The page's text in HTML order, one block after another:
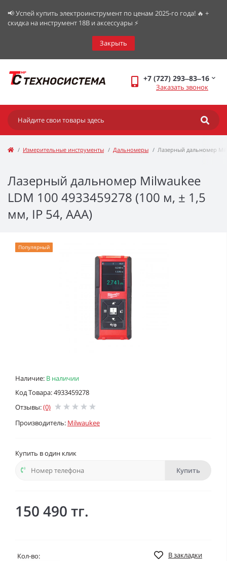
📢 Успей купить электроинструмент по ценам 2025-го года! 🔥 +
скидка на инструмент 18В и аксессуары ⚡️
Закрыть
+7 (727) 293‒83‒16
Заказать звонок
Измерительные инструменты Дальномеры Лазерный дальномер
Лазерный дальномер Milwaukee
LDM 100 4933459278 (100 м, ± 1,5
мм, IP 54, AAA)
Наличие: В наличии
Код Товара: 4933459278
Отзывы:(0)
Производитель: Milwaukee
Популярный
Купить в один клик
Купить
150 490 тг.
Кол-во:
В закладки